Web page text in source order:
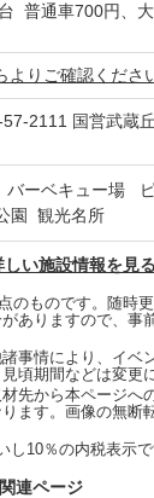
普通車700円、
よりご確認くださ
2111 国営武蔵
バーベキュー場
園
観光名所
しい施設情報を見
のものです。随時
ありますので、事
事情により、イベ
頃期間などは変更
先から本ページへ
ます。画像の無断
10％の内税表示で
連ページ